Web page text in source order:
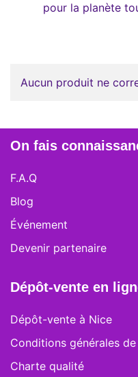
pour la planète
Aucun produit ne
On fais
F.A.Q
Blog
Événement
Devenir partenaire
Dépôt-vente en
Dépôt-vente à Nice
Conditions générales
Charte qualité